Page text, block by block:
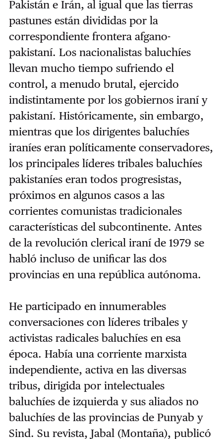
Pakistán e Irán, al igual que las tierras
pastunes están divididas por la
correspondiente frontera afgano-
pakistaní. Los nacionalistas baluchíes
llevan mucho tiempo sufriendo el
control, a menudo brutal, ejercido
indistintamente por los gobiernos iraní y
pakistaní. Históricamente, sin embargo,
mientras que los dirigentes baluchíes
iraníes eran políticamente conservadores,
los principales líderes tribales baluchíes
pakistaníes eran todos progresistas,
próximos en algunos casos a las
corrientes comunistas tradicionales
características del subcontinente. Antes
de la revolución clerical iraní de 1979 se
habló incluso de unificar las dos
provincias en una república autónoma.
He participado en innumerables
conversaciones con líderes tribales y
activistas radicales baluchíes en esa
época. Había una corriente marxista
independiente, activa en las diversas
tribus, dirigida por intelectuales
baluchíes de izquierda y sus aliados no
baluchíes de las provincias de Punyab y
Sind. Su revista, Jabal (Montaña), publicó